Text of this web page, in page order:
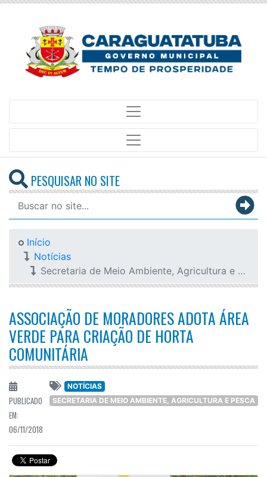
PESQUISAR NO SITE
Início
Notícias
Secretaria de Meio Ambiente, Agricultura e Pesca
ASSOCIAÇÃO DE MORADORES ADOTA ÁREA
VERDE PARA CRIAÇÃO DE HORTA
COMUNITÁRIA
PUBLICADO
EM:
06/11/2018
NOTÍCIAS
SECRETARIA DE MEIO AMBIENTE, AGRICULTURA E PESCA